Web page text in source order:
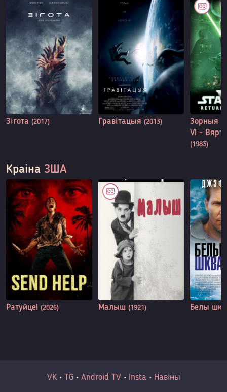
Зігота (2017) Гравітацыя (2013)
Зорныя
VI -
(1983)
Краіна ЗША
Ратуйце! (2026) Малыш (1921) Белы
VK• TG• Android TV• Insta • Навіны